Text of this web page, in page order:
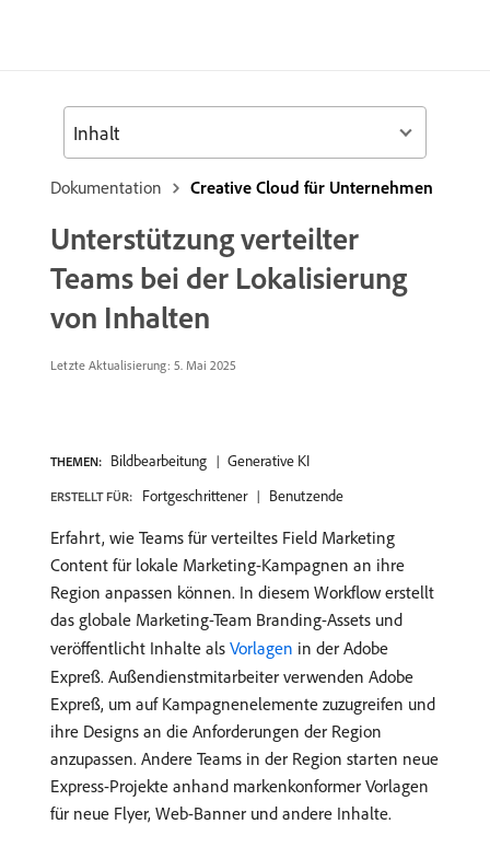
Dokumentation Creative Cloud für Unternehmen
Unterstützung verteilter
Teams bei der Lokalisierung
von Inhalten
Letzte Aktualisierung: 5. Mai 2025
THEMEN: Bildbearbeitung Generative KI
ERSTELLT FÜR: Fortgeschrittener Benutzende
Erfahrt, wie Teams für verteiltes Field Marketing
Content für lokale Marketing-Kampagnen an ihre
Region anpassen können. In diesem Workflow erstellt
das globale Marketing-Team Branding-Assets und
veröffentlicht Inhalte als Vorlagen in der Adobe
Expreß. Außendienstmitarbeiter verwenden Adobe
Expreß, um auf Kampagnenelemente zuzugreifen und
ihre Designs an die Anforderungen der Region
anzupassen. Andere Teams in der Region starten neue
Express-Projekte anhand markenkonformer Vorlagen
für neue Flyer, Web-Banner und andere Inhalte.
Inhalt